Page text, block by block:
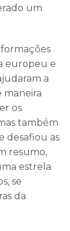
um
europeu e
a
maneira
os
também
desafiou as
resumo,
estrela
se
da